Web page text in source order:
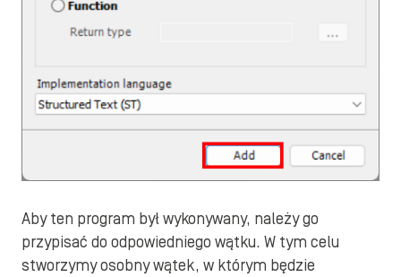
Aby ten program był wykonywany, należy go
przypisać do odpowiedniego wątku. W tym celu
stworzymy osobny wątek, w którym będzie